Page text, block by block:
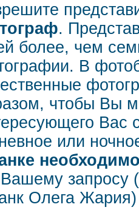
.
более, чем
В
чтобы Вы
Вас
или
запросу
Олега